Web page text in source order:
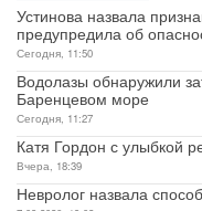
Устинова назвала
предупредила об
Сегодня, 11:50
Водолазы обнаружили
Баренцевом море
Сегодня, 11:27
Катя Гордон с улыбкой
Вчера, 18:39
Невролог назвала